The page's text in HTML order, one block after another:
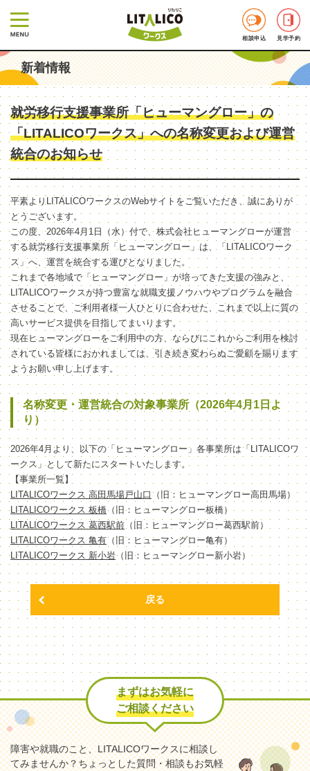
相談申込 見学予約
新着情報
就労移行支援事業所「ヒューマングロー」の
「LITALICOワークス」への名称変更および運営
統合のお知らせ
平素よりLITALICOワークスのWebサイトをご覧いただき、誠にありが
とうございます。
この度、2026年4月1日（水）付で、株式会社ヒューマングローが運営
する就労移行支援事業所「ヒューマングロー」は、「LITALICOワーク
ス」へ、運営を統合する運びとなりました。
これまで各地域で「ヒューマングロー」が培ってきた支援の強みと、
LITALICOワークスが持つ豊富な就職支援ノウハウやプログラムを融合
させることで、ご利用者様一人ひとりに合わせた、これまで以上に質の
高いサービス提供を目指してまいります。
現在ヒューマングローをご利用中の方、ならびにこれからご利用を検討
されている皆様におかれましては、引き続き変わらぬご愛顧を賜ります
ようお願い申し上げます。
名称変更・運営統合の対象事業所（2026年4月1日よ
り）
2026年4月より、以下の「ヒューマングロー」各事業所は「LITALICOワ
ークス」として新たにスタートいたします。
【事業所一覧】
LITALICOワークス 高田馬場戸山口 （旧：ヒューマングロー高田馬場）
LITALICOワークス 板橋（旧：ヒューマングロー板橋）
LITALICOワークス 葛西駅前 （旧：ヒューマングロー葛西駅前）
LITALICOワークス 亀有（旧：ヒューマングロー亀有）
LITALICOワークス 新小岩（旧：ヒューマングロー新小岩）
戻る
まずはお気軽に
ご相談ください
障害や就職のこと、LITALICOワークスに相談し
てみませんか？ちょっとした質問・相談もお気軽